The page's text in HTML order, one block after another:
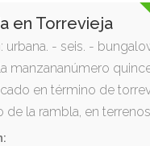
en Torrevieja
- seis. -
manzananúmero
en término de
de la rambla, en terrenos
la ceñuela. estáen el